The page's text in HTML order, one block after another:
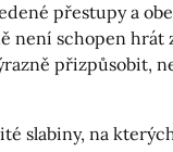
přestupy a
není schopen hrát
přizpůsobit,
slabiny, na